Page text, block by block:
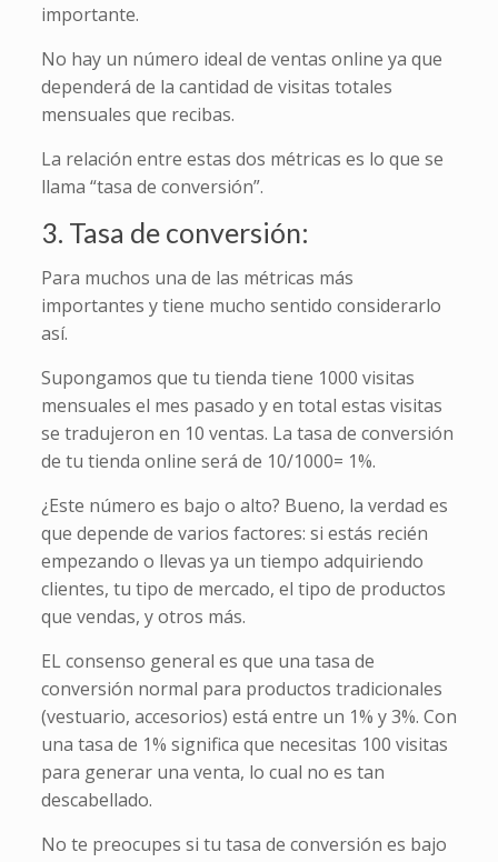
importante.
No hay un número ideal de ventas online ya que
dependerá de la cantidad de visitas totales
mensuales que recibas.
La relación entre estas dos métricas es lo que se
llama “tasa de conversión”.
3. Tasa de conversión:
Para muchos una de las métricas más
importantes y tiene mucho sentido considerarlo
así.
Supongamos que tu tienda tiene 1000 visitas
mensuales el mes pasado y en total estas visitas
se tradujeron en 10 ventas. La tasa de conversión
de tu tienda online será de 10/1000= 1%.
¿Este número es bajo o alto? Bueno, la verdad es
que depende de varios factores: si estás recién
empezando o llevas ya un tiempo adquiriendo
clientes, tu tipo de mercado, el tipo de productos
que vendas, y otros más.
EL consenso general es que una tasa de
conversión normal para productos tradicionales
(vestuario, accesorios) está entre un 1% y 3%. Con
una tasa de 1% significa que necesitas 100 visitas
para generar una venta, lo cual no es tan
descabellado.
No te preocupes si tu tasa de conversión es bajo